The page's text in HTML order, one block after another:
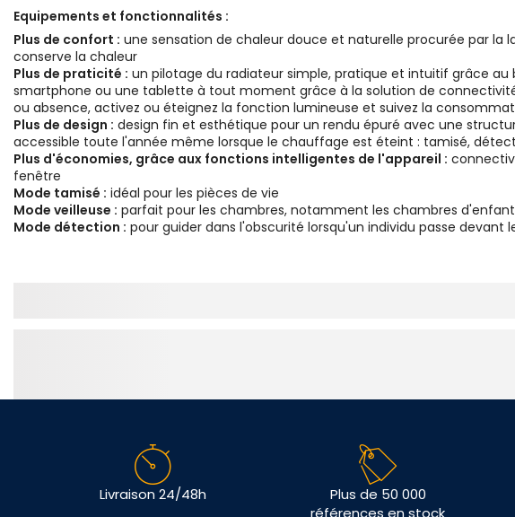
Equipements et fonctionnalités :
Plus de confort : une sensation de chaleur douce et naturelle procurée par
conserve la chaleur
Plus de praticité : un pilotage du radiateur simple, pratique et intuitif grâce
smartphone ou une tablette à tout moment grâce à la solution de
ou absence, activez ou éteignez la fonction lumineuse et suivez la
Plus de design : design fin et esthétique pour un rendu épuré avec une
accessible toute l'année même lorsque le chauffage est éteint : tamisé,
Plus d'économies, grâce aux fonctions intelligentes de l'appareil :
fenêtre
Mode tamisé : idéal pour les pièces de vie
Mode veilleuse : parfait pour les chambres, notamment les chambres d'enfant
Mode détection : pour guider dans l'obscurité lorsqu'un individu passe devant
Livraison 24/48h
Plus de 50 000
références en stock